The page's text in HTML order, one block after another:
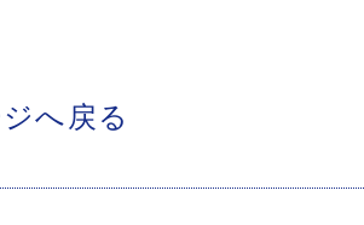
へ戻る